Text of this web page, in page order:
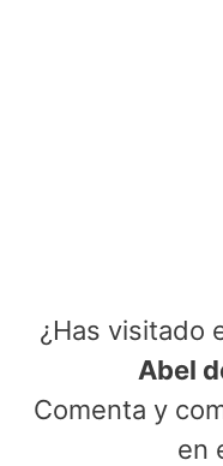
¿Has visitado
Abel
Comenta y
en